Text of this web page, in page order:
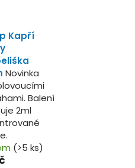
Kapří
Novinka
Balení
2ml
(>5 ks)